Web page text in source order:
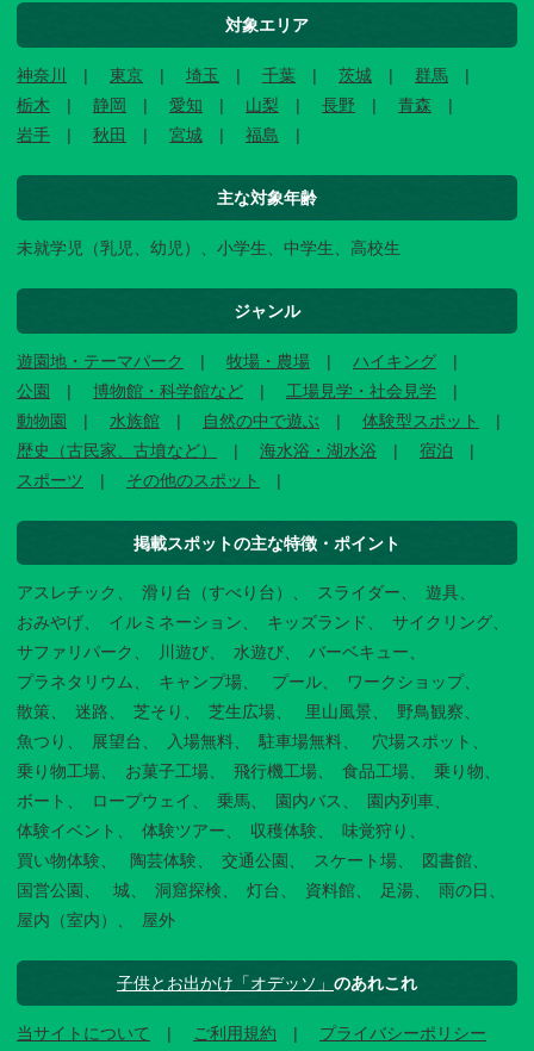
対象エリア
神奈川 東京 埼玉 千葉 茨城
群馬
栃木
静岡 愛知 山梨 長野
青森
岩手
秋田 宮城 福島
主な対象年齢
未就学児（乳児、幼児）、小学生、中学生、高校生
ジャンル
遊園地・テーマパーク 牧場・農場
ハイキング
公園
博物館・科学館など
工場見学・社会見学
動物園
水族館 自然の中で遊ぶ
体験型スポット
歴史（古民家、古墳など）
海水浴・湖水浴
宿泊
スポーツ
その他のスポット
掲載スポットの主な特徴・ポイント
アスレチック 滑り台（すべり台） スライダー
遊具
おみやげ
イルミネーション キッズランド
サイクリング
サファリパーク
川遊び 水遊び
バーベキュー
プラネタリウム
キャンプ場 プール
ワークショップ
散策
迷路 芝そり 芝生広場 里山風景
野鳥観察
魚つり
展望台 入場無料 駐車場無料
穴場スポット
乗り物工場
お菓子工場 飛行機工場 食品工場
乗り物
ボート
ロープウェイ 乗馬 園内バス
園内列車
体験イベント
体験ツアー 収穫体験
味覚狩り
買い物体験
陶芸体験 交通公園 スケート場
図書館
国営公園
城 洞窟探検 灯台 資料館 足湯
雨の日
屋内（室内）
屋外
子供とお出かけ「オデッソ」 のあれこれ
当サイトについて ご利用規約 プライバシーポリシー